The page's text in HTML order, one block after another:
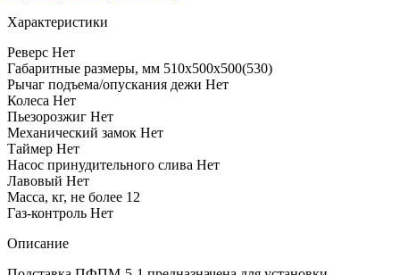
Характеристики
Реверс Нет
Габаритные размеры, мм 510х500х500(530)
Рычаг подъема/опускания дежи Нет
Колеса Нет
Пьезорозжиг Нет
Механический замок Нет
Таймер Нет
Насос принудительного слива Нет
Лавовый Нет
Масса, кг, не более 12
Газ-контроль Нет
Описание